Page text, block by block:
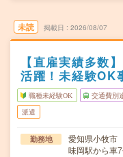
未読 掲載日 2026/08/07
【直雇実績多数
活躍！未経験OK
職種未経験OK 交通費別
派遣
勤務地
愛知県小牧市
味岡駅から車